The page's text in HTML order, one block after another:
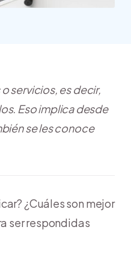
servicios, es decir,
Eso implica desde
se les conoce
¿Cuáles son mejor
ser respondidas